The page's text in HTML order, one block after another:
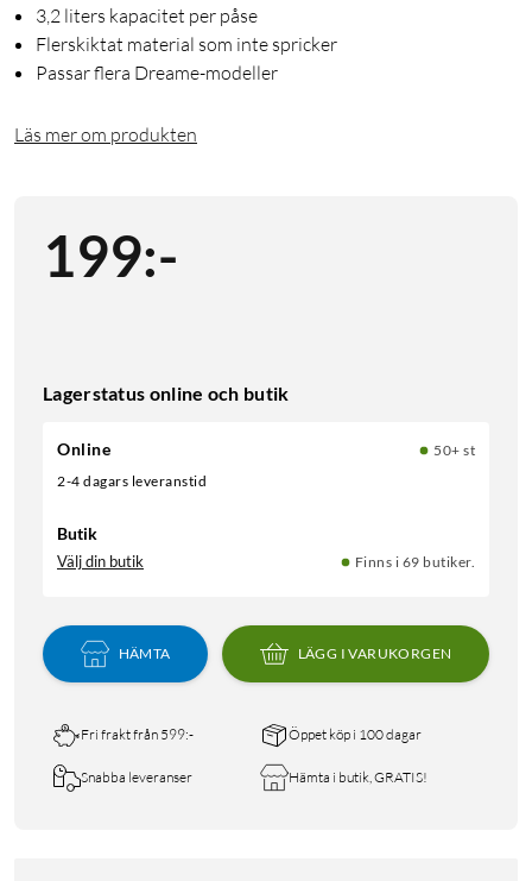
3,2 liters kapacitet per påse
Flerskiktat material som inte spricker
Passar flera Dreame-modeller
Läs mer om produkten
199:-
Lagerstatus online och butik
Online
50+ st
2-4 dagars leveranstid
Butik
Välj din butik Finns i 69 butiker.
HÄMTA LÄGG I VARUKORGEN
Fri frakt från 599:- Öppet köp i 100 dagar
Snabba leveranser Hämta i butik, GRATIS!